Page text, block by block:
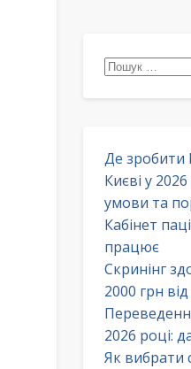
Пошук:
Де
Києві у
умови та
Кабінет
працює
Скринінг
2000 грн
2026 році:
Як вибрати